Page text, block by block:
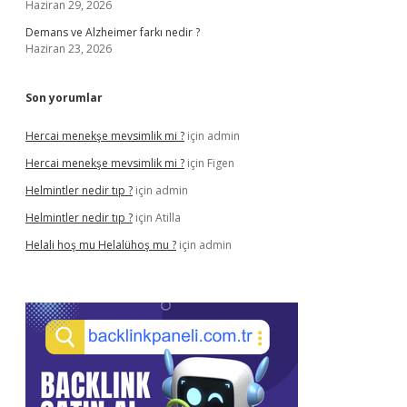
Haziran 29, 2026
Demans ve Alzheimer farkı nedir ?
Haziran 23, 2026
Son yorumlar
Hercai menekşe mevsimlik mi ? için admin
Hercai menekşe mevsimlik mi ? için Figen
Helmintler nedir tıp ? için admin
Helmintler nedir tıp ? için Atilla
Helali hoş mu Helalühoş mu ? için admin